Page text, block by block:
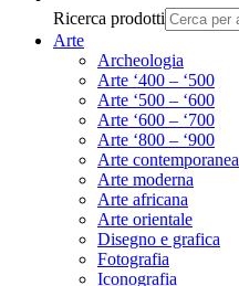
Ricerca prodotti
Arte
Archeologia
Arte ‘400 – ‘500
Arte ‘500 – ‘600
Arte ‘600 – ‘700
Arte ‘800 – ‘900
Arte contemporanea
Arte moderna
Arte africana
Arte orientale
Disegno e grafica
Fotografia
Iconografia